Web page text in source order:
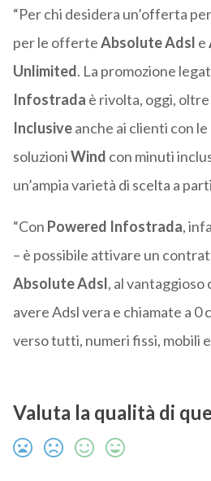
“Per chi desidera un’offerta
per le offerteAbsolute Adsl e
Unlimited. La promozione
Infostrada è rivolta, oggi,
Inclusiveanche ai clienti con
soluzioniWind con minuti
un’ampia varietà di scelta a
“Con Powered Infostrada,
– è possibile attivare un
Absolute Adsl, al vantaggioso
avere Adsl vera e chiamate a 0
verso tutti, numeri fissi, mobili
Valuta la qualità di